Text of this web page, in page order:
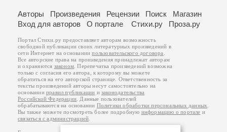
Авторы Произведения Рецензии Поиск
Магазин
Вход для авторов
О портале Стихи.ру Проза.ру
Портал Стихи.ру предоставляет авторам возможность
свободной публикации своих литературных произведений в
сети Интернет на основаниипользовательского договора.
Все авторские права на произведения принадлежат авторам
и охраняются законом. Перепечатка произведений возможна
только с согласия его автора, к которому вы можете
обратиться на его авторской странице. Ответственность за
тексты произведений авторы несут самостоятельно на
основанииправил публикации изаконодательства
Российской Федерации. Данные пользователей
обрабатываются на основании Политики обработки персональных данных.
Вы также можете посмотреть более подробную информацию о портале и
связаться с администрацией.